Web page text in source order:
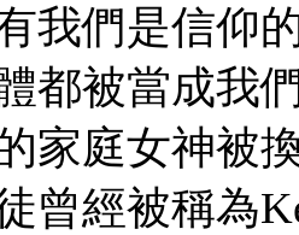
我們是信仰
都被當成我
家庭女神被
曾經被稱為